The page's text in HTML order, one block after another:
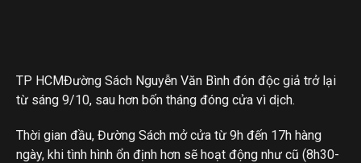
TP HCMĐường Sách Nguyễn Văn Bình đón độc giả trở lại
từ sáng 9/10, sau hơn bốn tháng đóng cửa vì dịch.
Thời gian đầu, Đường Sách mở cửa từ 9h đến 17h hàng
ngày, khi tình hình ổn định hơn sẽ hoạt động như cũ (8h30-